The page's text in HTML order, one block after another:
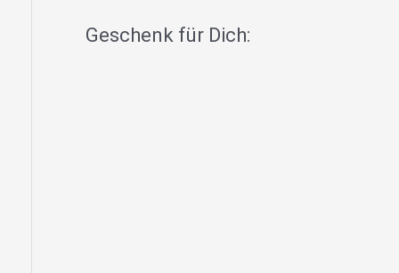
Geschenk für Dich: